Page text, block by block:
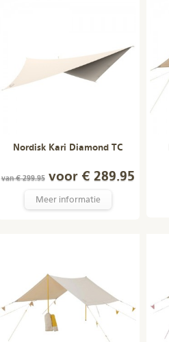
Nordisk Kari Diamond TC
van € 299.95voor € 289.95
Meer informatie